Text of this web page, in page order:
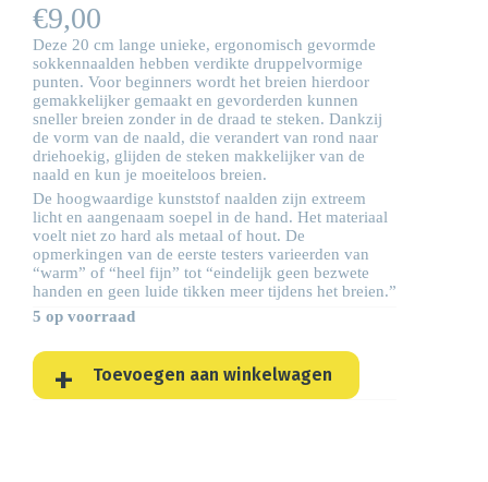
€9,00
Deze 20 cm lange unieke, ergonomisch gevormde
sokkennaalden hebben verdikte druppelvormige
punten. Voor beginners wordt het breien hierdoor
gemakkelijker gemaakt en gevorderden kunnen
sneller breien zonder in de draad te steken. Dankzij
de vorm van de naald, die verandert van rond naar
driehoekig, glijden de steken makkelijker van de
naald en kun je moeiteloos breien.
De hoogwaardige kunststof naalden zijn extreem
licht en aangenaam soepel in de hand. Het materiaal
voelt niet zo hard als metaal of hout. De
opmerkingen van de eerste testers varieerden van
“warm” of “heel fijn” tot “eindelijk geen bezwete
handen en geen luide tikken meer tijdens het breien.”
5 op voorraad
Toevoegen aan winkelwagen